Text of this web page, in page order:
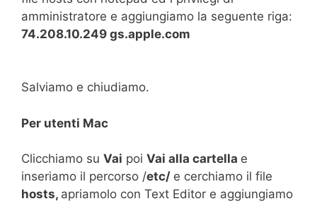
amministratore e aggiungiamo la seguente riga:
74.208.10.249 gs.apple.com
Salviamo e chiudiamo.
Per utenti Mac
Clicchiamo su Vai poi Vai alla cartella e
inseriamo il percorso /etc/ e cerchiamo il file
hosts, apriamolo con Text Editor e aggiungiamo